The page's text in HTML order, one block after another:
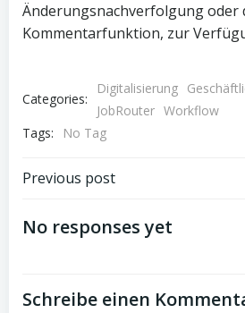
Änderungsnachverfolgung oder
Kommentarfunktion, zur
Categories:
Digitalisierung
JobRouter Workflow
Tags:
No Tag
Beitrags-
Navigation
Previous post
No responses yet
Schreibe einen